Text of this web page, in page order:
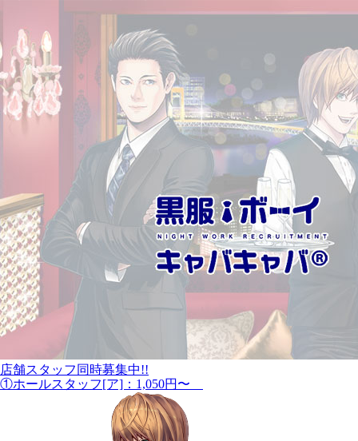
店舗スタッフ同時募集中!!
①ホールスタッフ[ア]：1,050円〜